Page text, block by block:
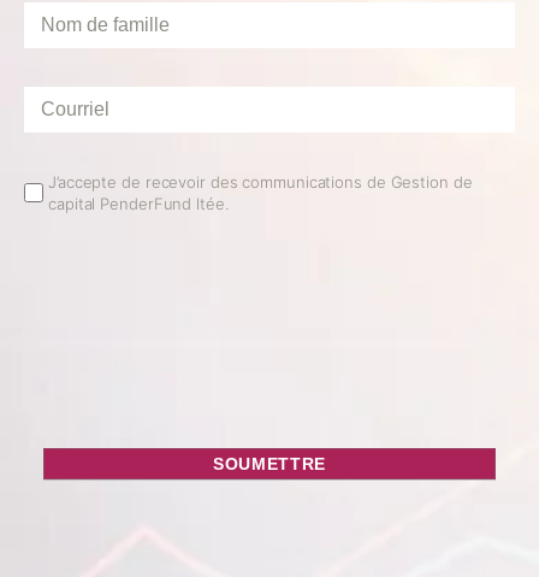
Nom
Courriel*
Email
Opt
J’accepte de recevoir des communications de Gestion de
capital PenderFund ltée.